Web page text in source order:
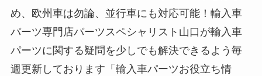
め、欧州車は勿論、並行車にも対応可能！輸入車
パーツ専門店パーツスペシャリスト山口が輸入車
パーツに関する疑問を少しでも解決できるよう毎
週更新しております「輸入車パーツお役立ち情